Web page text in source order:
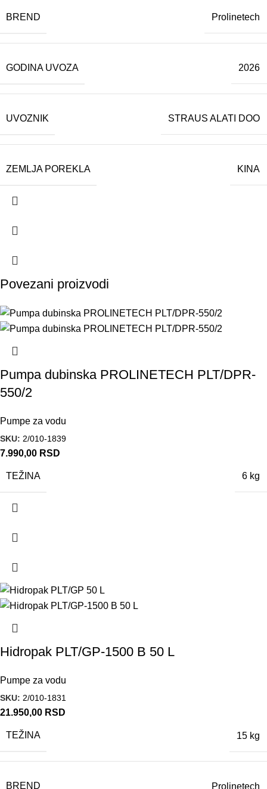
BREND Prolinetech
GODINA UVOZA 2026
UVOZNIK STRAUS ALATI DOO
ZEMLJA POREKLA KINA
Povezani proizvodi
Pumpa dubinska PROLINETECH PLT/DPR-
550/2
Pumpe za vodu
SKU: 2/010-1839
7.990,00 RSD
TEŽINA 6 kg
Hidropak PLT/GP-1500 B 50 L
Pumpe za vodu
SKU: 2/010-1831
21.950,00 RSD
TEŽINA 15 kg
BREND Prolinetech